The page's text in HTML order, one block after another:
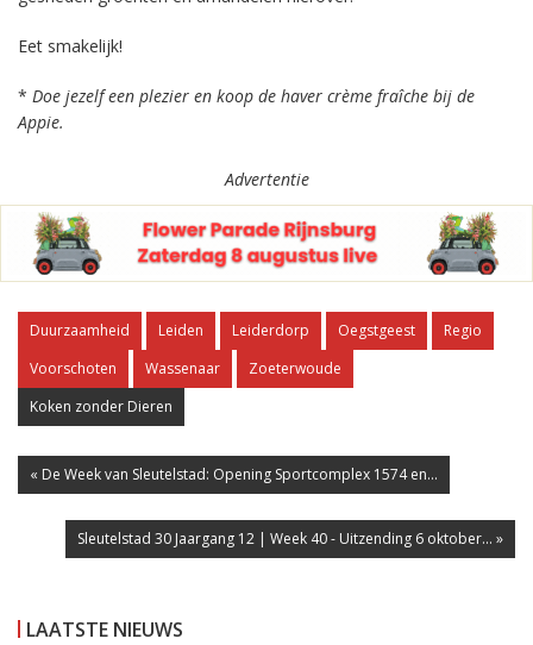
Eet smakelijk!
* Doe jezelf een plezier en koop de haver crème fraîche bij de
Appie.
Advertentie
Duurzaamheid Leiden Leiderdorp Oegstgeest
Regio
Voorschoten
Wassenaar
Zoeterwoude
Koken zonder Dieren
« De Week van Sleutelstad: Opening Sportcomplex 1574 en...
Sleutelstad 30 Jaargang 12 | Week 40 - Uitzending 6 oktober... »
LAATSTE NIEUWS